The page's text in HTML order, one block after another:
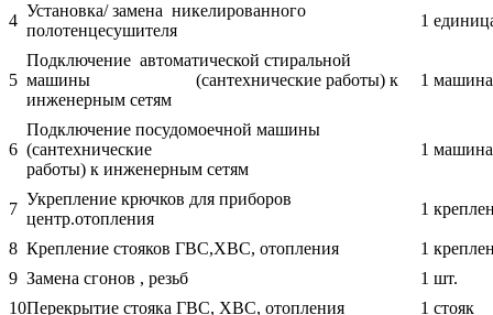
4
Установка/ замена никелированного
полотенцесушителя
1
5
Подключение автоматической стиральной
машины (сантехнические работы) к
инженерным сетям
1 машина
6
Подключение посудомоечной машины
(сантехнические
работы) к инженерным сетям
1 машина
7
Укрепление крючков для приборов
центр.отопления
1
8 Крепление стояков ГВС,ХВС, отопления
1
9 Замена сгонов , резьб
1 шт.
10Перекрытие стояка ГВС, ХВС, отопления 1 стояк